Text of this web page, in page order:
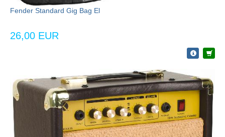
Fender Standard Gig Bag El
26,00 EUR